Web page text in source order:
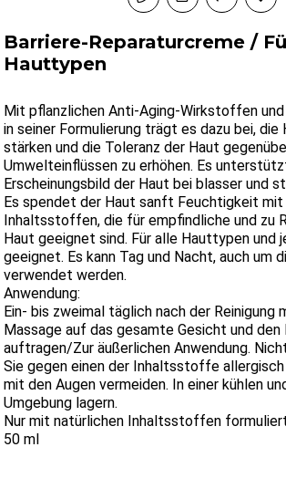
Barriere-Reparaturcreme /
Hauttypen
Mit pflanzlichen Anti-Aging-Wirkstoffen
in seiner Formulierung trägt es dazu bei, die
stärken und die Toleranz der Haut
Umwelteinflüssen zu erhöhen. Es
Erscheinungsbild der Haut bei blasser und
Es spendet der Haut sanft Feuchtigkeit mit
Inhaltsstoffen, die für empfindliche und zu
Haut geeignet sind. Für alle Hauttypen und
geeignet. Es kann Tag und Nacht, auch um
verwendet werden.
Anwendung:
Ein- bis zweimal täglich nach der Reinigung
Massage auf das gesamte Gesicht und
auftragen/Zur äußerlichen Anwendung.
Sie gegen einen der Inhaltsstoffe
mit den Augen vermeiden. In einer kühlen
Umgebung lagern.
Nur mit natürlichen Inhaltsstoffen
50 ml